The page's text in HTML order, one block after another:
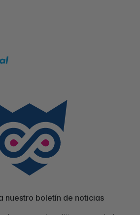
nuestro boletín de noticias